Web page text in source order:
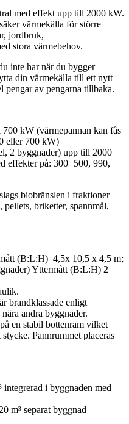
med effekt upp till 2000 kW.
värmekälla för större
jordbruk,
stora värmebehov.
inte har när du bygger
din värmekälla till ett nytt
pengar av pengarna tillbaka.
kW (värmepannan kan fås
eller 700 kW)
2 byggnader) upp till 2000
effekter på: 300+500, 990,
biobränslen i fraktioner
briketter, spannmål,
(B:L:H) 4,5x 10,5 x 4,5 m;
Yttermått (B:L:H) 2
brandklassade enligt
andra byggnader.
en stabil bottenram vilket
Pannrummet placeras
integrerad i byggnaden med
m³ separat byggnad